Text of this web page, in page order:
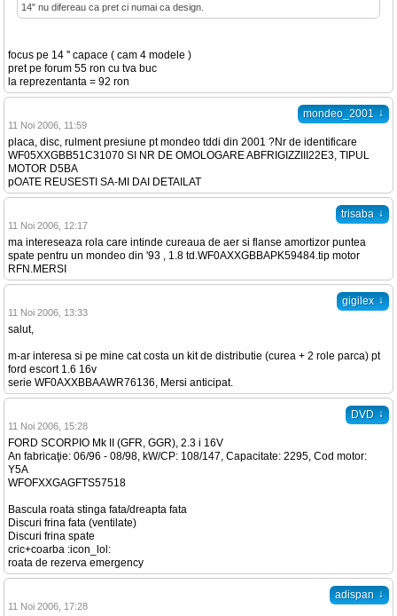
14" nu difereau ca pret ci numai ca design.
focus pe 14 '' capace ( cam 4 modele )
pret pe forum 55 ron cu tva buc
la reprezentanta = 92 ron
mondeo_2001 ↓
11 Noi 2006, 11:59
placa, disc, rulment presiune pt mondeo tddi din 2001 ?Nr de identificare
WF05XXGBB51C31070 SI NR DE OMOLOGARE ABFRIGIZZIII22E3, TIPUL
MOTOR D5BA
pOATE REUSESTI SA-MI DAI DETAILAT
trisaba ↓
11 Noi 2006, 12:17
ma intereseaza rola care intinde cureaua de aer si flanse amortizor puntea
spate pentru un mondeo din '93 , 1.8 td.WF0AXXGBBAPK59484.tip motor
RFN.MERSI
gigilex ↓
11 Noi 2006, 13:33
salut,
m-ar interesa si pe mine cat costa un kit de distributie (curea + 2 role parca) pt
ford escort 1.6 16v
serie WF0AXXBBAAWR76136, Mersi anticipat.
DVD ↓
11 Noi 2006, 15:28
FORD SCORPIO Mk II (GFR, GGR), 2.3 i 16V
An fabricaţie: 06/96 - 08/98, kW/CP: 108/147, Capacitate: 2295, Cod motor:
Y5A
WFOFXXGAGFTS57518
Bascula roata stinga fata/dreapta fata
Discuri frina fata (ventilate)
Discuri frina spate
cric+coarba :icon_lol:
roata de rezerva emergency
adispan ↓
11 Noi 2006, 17:28